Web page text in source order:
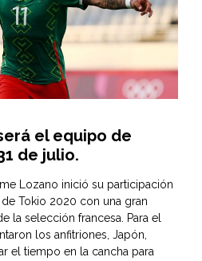
el equipo de
de julio.
Lozano inició su participación
Tokio 2020 con una gran
la selección francesa. Para el
los anfitriones, Japón,
el tiempo en la cancha para